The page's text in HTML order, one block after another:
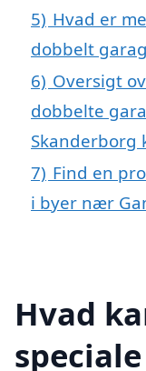
5) Hvad er
dobbelt
6) Oversigt
dobbelte
Skanderborg
7) Find en
i byer nær
Hvad